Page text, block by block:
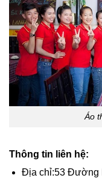
Áo
Thông tin liên hệ:
Địa chỉ:53 Đường